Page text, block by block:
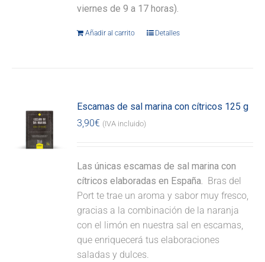
viernes de 9 a 17 horas).
Añadir al carrito Detalles
Escamas de sal marina con cítricos 125 g
3,90€ (IVA incluido)
Las únicas escamas de sal marina con
cítricos elaboradas en España. Bras del
Port te trae un aroma y sabor muy fresco,
gracias a la combinación de la naranja
con el limón en nuestra sal en escamas,
que enriquecerá tus elaboraciones
saladas y dulces.